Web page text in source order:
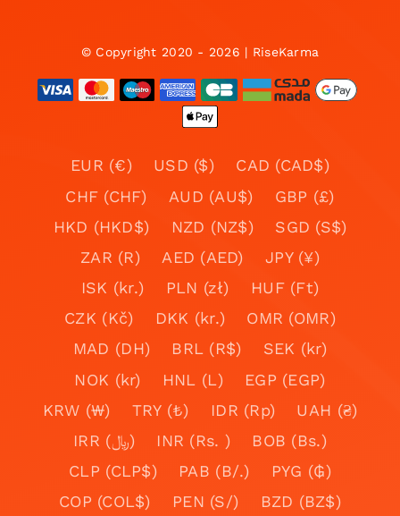
© Copyright 2020 - 2026 | RiseKarma
EUR (€) USD ($)
CAD (CAD$)
CHF (CHF)
AUD (AU$)
GBP (£)
HKD (HKD$)
NZD (NZ$)
SGD (S$)
ZAR (R)
AED (AED)
JPY (¥)
ISK (kr.)
PLN (zł)
HUF (Ft)
CZK (Kč)
DKK (kr.)
OMR (OMR)
MAD (DH)
BRL (R$)
SEK (kr)
NOK (kr)
HNL (L)
EGP (EGP)
KRW (₩)
TRY (₺) IDR (Rp)
UAH (₴)
IRR (﷼)
INR (Rs. )
BOB (Bs.)
CLP (CLP$)
PAB (B/.)
PYG (₲)
COP (COL$)
PEN (S/)
BZD (BZ$)